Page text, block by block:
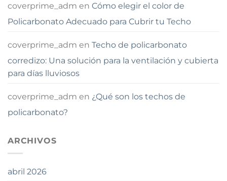
coverprime_adm en Cómo elegir el color de
Policarbonato Adecuado para Cubrir tu Techo
coverprime_adm en Techo de policarbonato
corredizo: Una solución para la ventilación y cubierta
para días lluviosos
coverprime_adm en ¿Qué son los techos de
policarbonato?
ARCHIVOS
abril 2026